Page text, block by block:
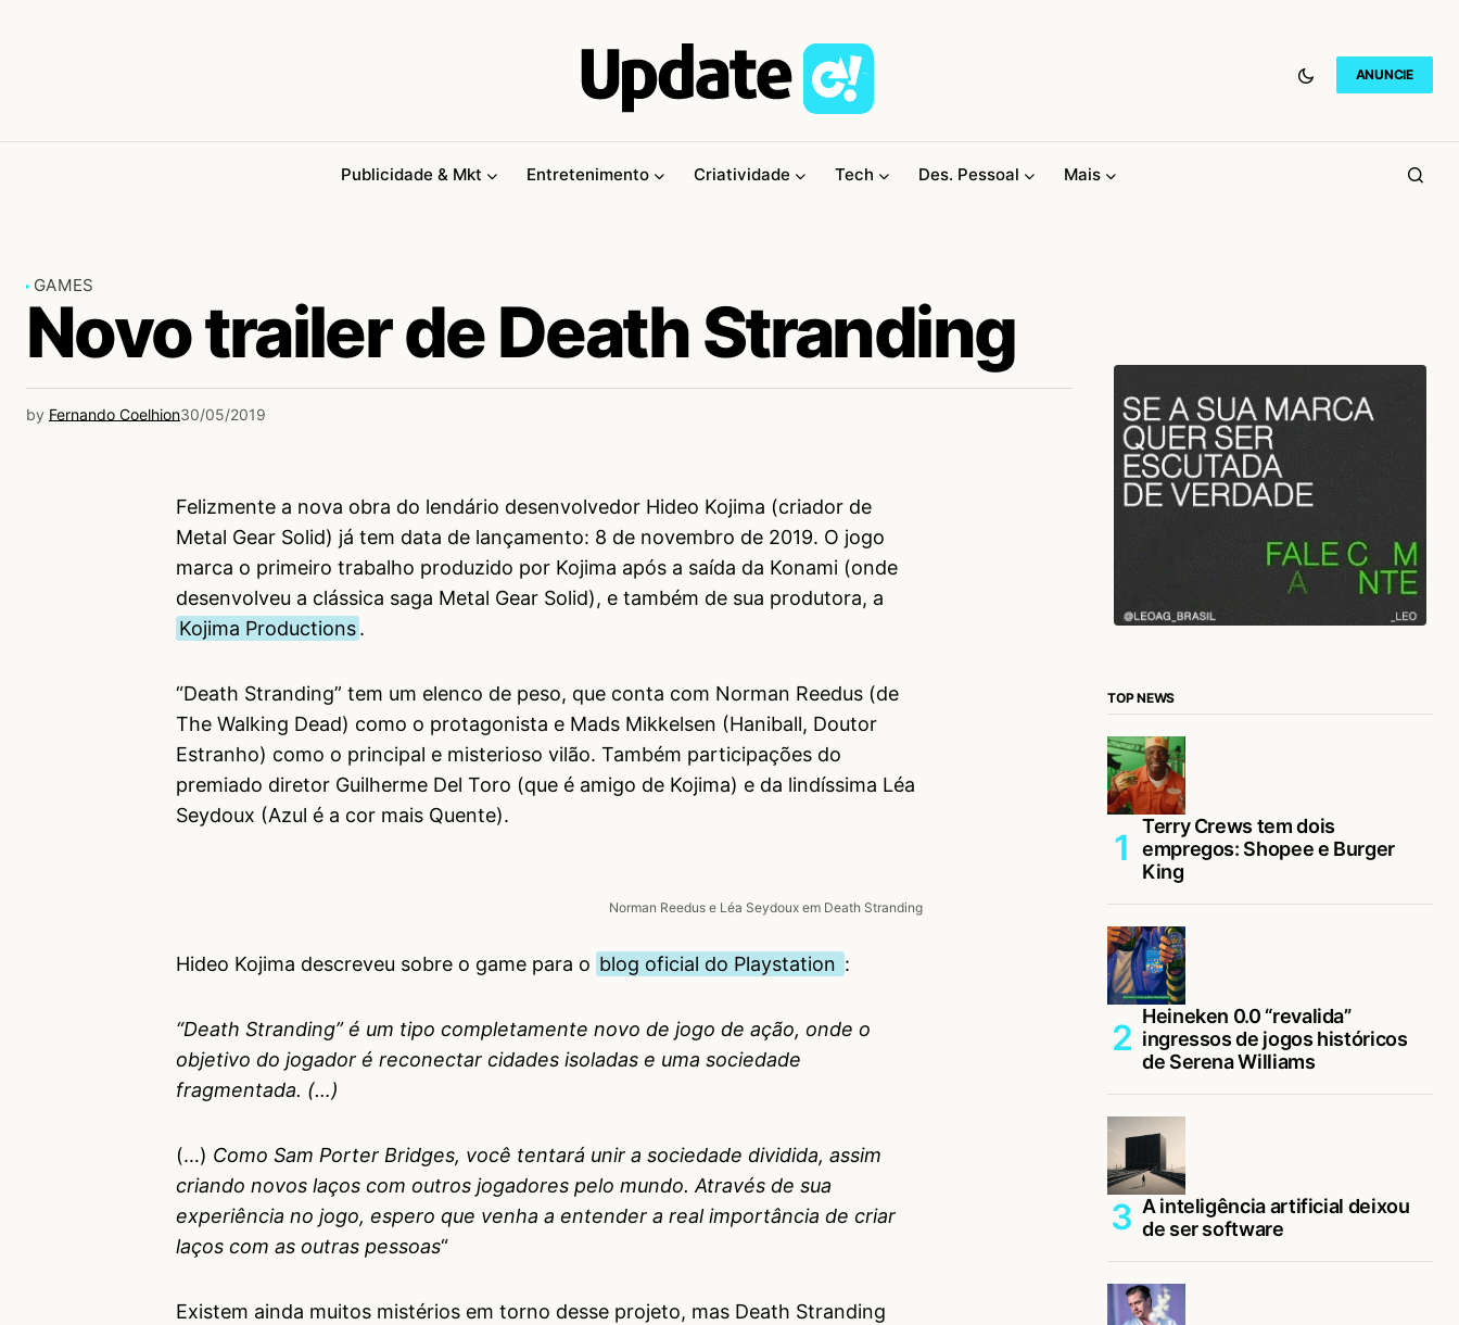
ANUNCIE
Publicidade & Mkt Entretenimento Criatividade Tech Des. Pessoal Mais
GAMES
Novo trailer de Death Stranding
by Fernando Coelhion30/05/2019
Felizmente a nova obra do lendário desenvolvedor Hideo Kojima (criador de
Metal Gear Solid) já tem data de lançamento: 8 de novembro de 2019. O jogo
marca o primeiro trabalho produzido por Kojima após a saída da Konami (onde
desenvolveu a clássica saga Metal Gear Solid), e também de sua produtora, a
Kojima Productions.
“Death Stranding” tem um elenco de peso, que conta com Norman Reedus (de
The Walking Dead) como o protagonista e Mads Mikkelsen (Haniball, Doutor
Estranho) como o principal e misterioso vilão. Também participações do
premiado diretor Guilherme Del Toro (que é amigo de Kojima) e da lindíssima Léa
Seydoux (Azul é a cor mais Quente).
Norman Reedus e Léa Seydoux em Death Stranding
Hideo Kojima descreveu sobre o game para o blog oficial do Playstation :
“Death Stranding” é um tipo completamente novo de jogo de ação, onde o
objetivo do jogador é reconectar cidades isoladas e uma sociedade
fragmentada. (…)
(…) Como Sam Porter Bridges, você tentará unir a sociedade dividida, assim
criando novos laços com outros jogadores pelo mundo. Através de sua
experiência no jogo, espero que venha a entender a real importância de criar
laços com as outras pessoas“
Existem ainda muitos mistérios em torno desse projeto, mas Death Stranding
TOP NEWS
Terry Crews tem dois
empregos: Shopee e Burger
King
Heineken 0.0 “revalida”
ingressos de jogos históricos
de Serena Williams
A inteligência artificial deixou
de ser software